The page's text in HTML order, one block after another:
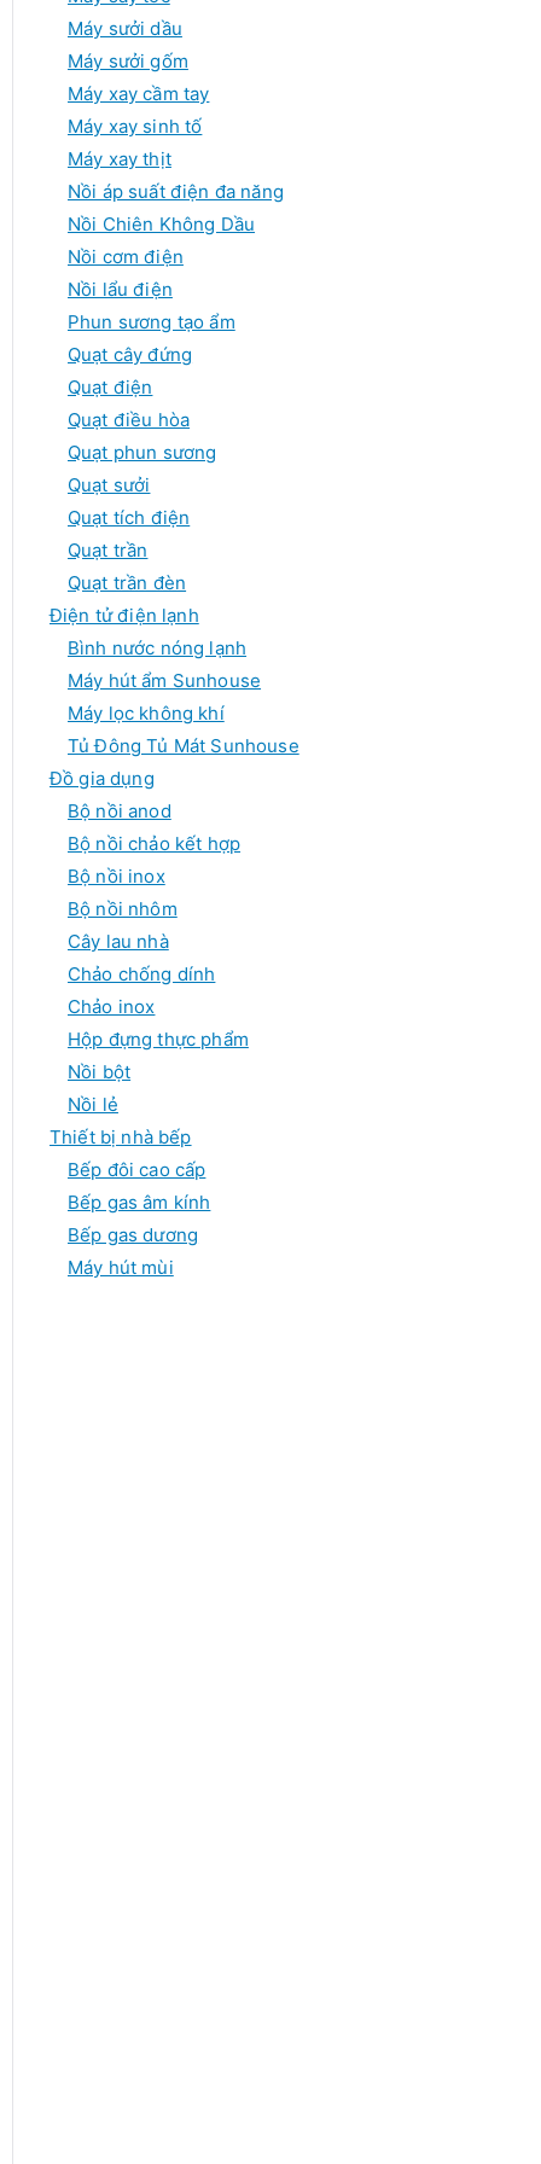
Máy sưởi dầu
Máy sưởi gốm
Máy xay cầm tay
Máy xay sinh tố
Máy xay thịt
Nồi áp suất điện đa năng
Nồi Chiên Không Dầu
Nồi cơm điện
Nồi lẩu điện
Phun sương tạo ẩm
Quạt cây đứng
Quạt điện
Quạt điều hòa
Quạt phun sương
Quạt sưởi
Quạt tích điện
Quạt trần
Quạt trần đèn
Điện tử điện lạnh
Bình nước nóng lạnh
Máy hút ẩm Sunhouse
Máy lọc không khí
Tủ Đông Tủ Mát Sunhouse
Đồ gia dụng
Bộ nồi anod
Bộ nồi chảo kết hợp
Bộ nồi inox
Bộ nồi nhôm
Cây lau nhà
Chảo chống dính
Chảo inox
Hộp đựng thực phẩm
Nồi bột
Nồi lẻ
Thiết bị nhà bếp
Bếp đôi cao cấp
Bếp gas âm kính
Bếp gas dương
Máy hút mùi